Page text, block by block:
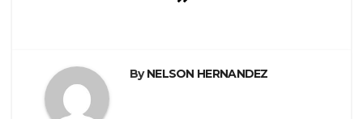
ByNELSON HERNANDEZ